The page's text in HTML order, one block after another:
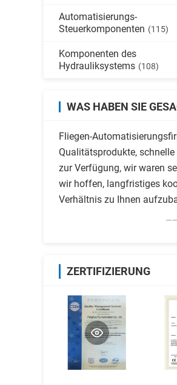
Automatisierungs-
Steuerkomponenten (115)
Komponenten des
Hydrauliksystems (108)
WAS HABEN SIE
Fliegen-
Qualitätsprodukte,
zur Verfügung, wir waren
wir hoffen, langfristiges
Verhältnis zu Ihnen
ZERTIFIZIERUNG